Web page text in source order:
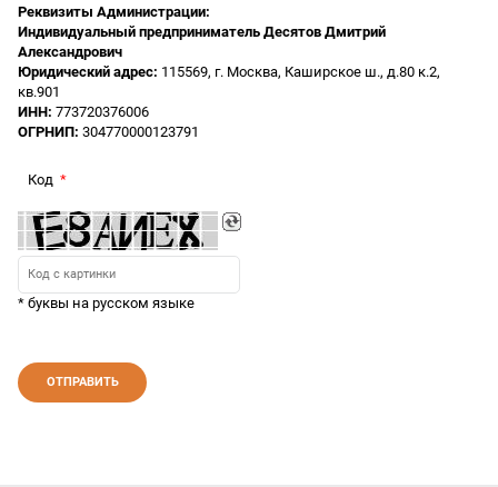
Реквизиты Администрации:
Индивидуальный предприниматель Десятов Дмитрий
Александрович
Юридический адрес: 115569, г. Москва, Каширское ш., д.80 к.2,
кв.901
ИНН: 773720376006
ОГРНИП: 304770000123791
Код
* буквы на русском языке